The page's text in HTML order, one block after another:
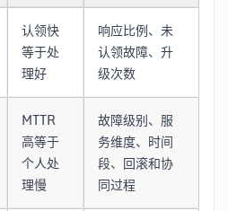
认领快
等于处
理好
响应比例、未
认领故障、升
级次数
MTTR
高等于
个人处
理慢
故障级别、服
务维度、时间
段、回滚和协
同过程